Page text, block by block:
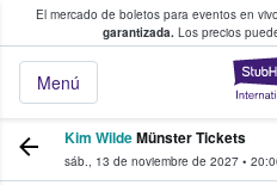
El mercado de boletos para eventos en
garantizada. Los precios
Menú
fans compran y
Kim WildeMünster Tickets
sáb., 13 de noviembre de 2027 •